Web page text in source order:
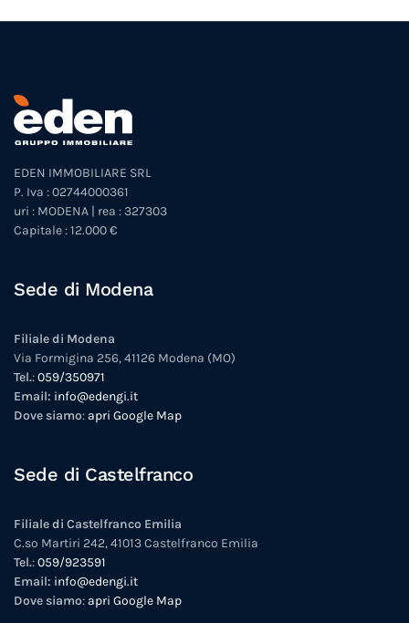
EDEN IMMOBILIARE SRL
P. Iva : 02744000361
uri : MODENA | rea : 327303
Capitale : 12.000 €
Sede di Modena
Filiale di Modena
Via Formigina 256, 41126 Modena (MO)
Tel.:059/350971
Email: info@edengi.it
Dove siamo: apri Google Map
Sede di Castelfranco
Filiale di Castelfranco Emilia
C.so Martiri 242, 41013 Castelfranco Emilia
Tel.:059/923591
Email: info@edengi.it
Dove siamo: apri Google Map